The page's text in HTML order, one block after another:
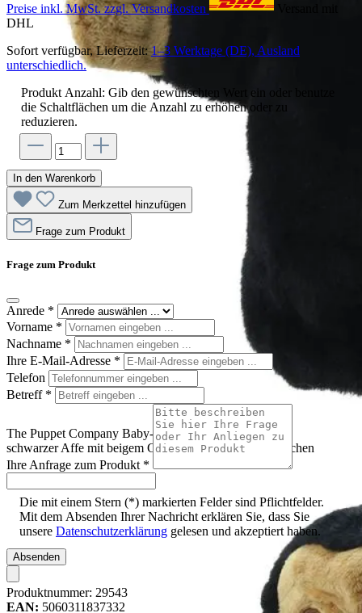
The Puppet Company Baby-Handpuppe Schimpanse,
schwarzer Affe mit beigem Gesicht und beigen Handflächen
Preise inkl. MwSt. zzgl. Versandkosten
DHL
Sofort verfügbar, Lieferzeit:1–3 Werktage (DE), Ausland
unterschiedlich.
Produkt Anzahl: Gib den gewünschten Wert ein oder benutze
die Schaltflächen um die Anzahl zu erhöhen oder zu
reduzieren.
In den Warenkorb
Zum Merkzettel hinzufügen
Frage zum Produkt
Frage zum Produkt
Anrede *
Vorname *
Nachname *
Ihre E-Mail-Adresse *
Telefon
Betreff *
Ihre Anfrage zum Produkt *
Die mit einem Stern (*) markierten Felder sind Pflichtfelder.
Mit dem Absenden Ihrer Nachricht erklären Sie, dass Sie
unsere Datenschutzerklärung gelesen und akzeptiert haben.
Absenden
Produktnummer: 29543
EAN: 5060311837332